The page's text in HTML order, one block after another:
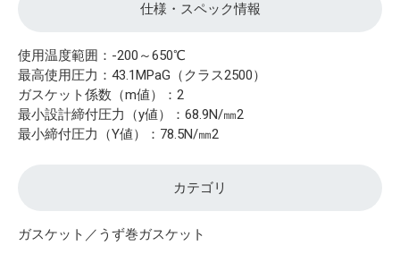
仕様・スペック情報
使用温度範囲：-200～650℃
最高使用圧力：43.1MPaG（クラス2500）
ガスケット係数（m値）：2
最小設計締付圧力（y値）：68.9N/㎜2
最小締付圧力（Y値）：78.5N/㎜2
カテゴリ
ガスケット／うず巻ガスケット